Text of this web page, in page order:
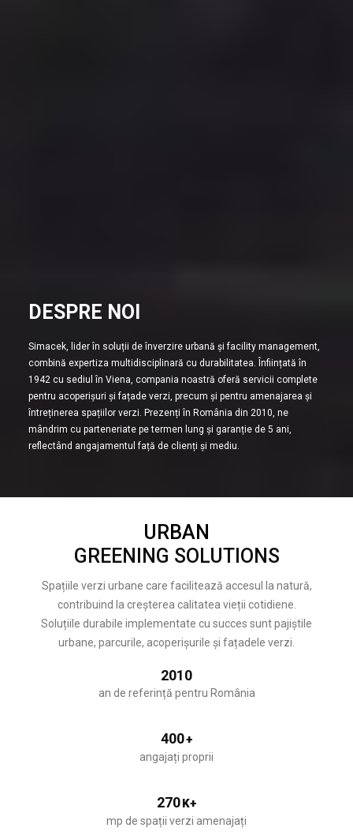
DESPRE NOI
Simacek, lider în soluții de înverzire urbană și facility management,
combină expertiza multidisciplinară cu durabilitatea. Înființată în
1942 cu sediul în Viena, compania noastră oferă servicii complete
pentru acoperișuri și fațade verzi, precum și pentru amenajarea și
întreținerea spațiilor verzi. Prezenți în România din 2010, ne
mândrim cu parteneriate pe termen lung și garanție de 5 ani,
reflectând angajamentul față de clienți și mediu.
URBAN
GREENING SOLUTIONS
Spațiile verzi urbane care facilitează accesul la natură,
contribuind la creșterea calitatea vieții cotidiene.
Soluțiile durabile implementate cu succes sunt pajiștile
urbane, parcurile, acoperișurile și fațadele verzi.
2010
an de referință pentru România
400+
angajați proprii
270K+
mp de spații verzi amenajați